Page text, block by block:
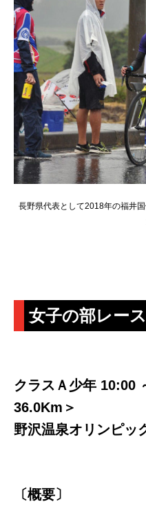
長野県代表として2018年の福井
女子の部レー
クラスＡ少年 10:00
36.0Km＞
野沢温泉オリンピッ
〔概要〕